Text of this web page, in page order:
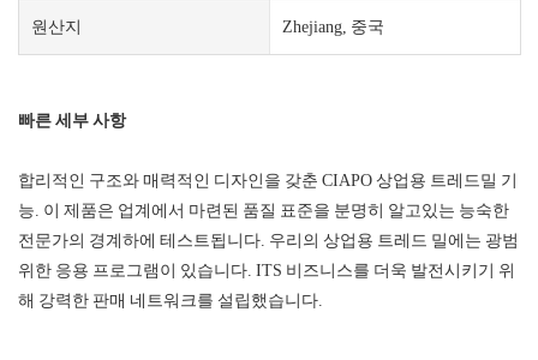
원산지 Zhejiang, 중국
빠른 세부 사항
합리적인 구조와 매력적인 디자인을 갖춘 CIAPO 상업용 트레드밀 기
능. 이 제품은 업계에서 마련된 품질 표준을 분명히 알고있는 능숙한
전문가의 경계하에 테스트됩니다. 우리의 상업용 트레드 밀에는 광범
위한 응용 프로그램이 있습니다. ITS 비즈니스를 더욱 발전시키기 위
해 강력한 판매 네트워크를 설립했습니다.